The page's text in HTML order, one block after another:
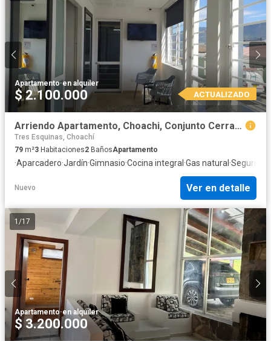
Apartamento·en alquiler
$ 2.100.000 ACTUALIZADO
Arriendo Apartamento, Choachi, Conjunto Cerrado
Tres Esquinas, Choachí
79 m²3 Habitaciones2 BañosApartamento
·Aparcadero·Jardín·Gimnasio·Cocina integral ·Gas natural ·
Nuevo Ver en detalle
1 /17
Apartamento·en alquiler
$ 3.200.000